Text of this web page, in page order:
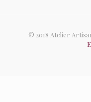
© 2018 Atelier